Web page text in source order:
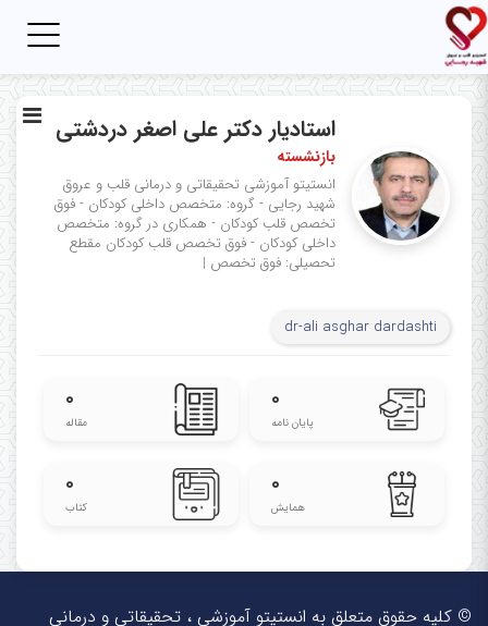
استادیار دکتر علی اصغر دردشتی
بازنشسته
انستیتو آموزشی تحقیقاتی و درمانی قلب و عروق
شهید رجایی - گروه: متخصص داخلی کودکان - فوق
تخصص قلب کودکان - همکاری در گروه: متخصص
داخلی کودکان - فوق تخصص قلب کودکان مقطع
تحصیلی: فوق تخصص‌ |
dr-ali asghar dardashti
۰
پایان نامه
۰
مقاله
۰
همایش
۰
کتاب
© کلیه حقوق متعلق به انستیتو آموزشی ، تحقیقاتی و درمانی